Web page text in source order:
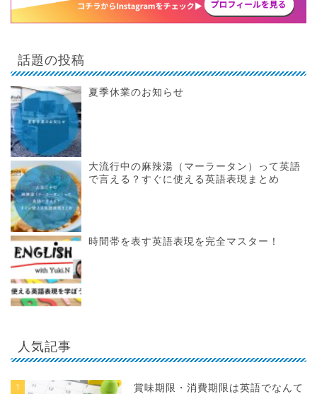
話題の投稿
夏季休業のお知らせ
大流行中の麻辣湯（マーラータン）って英語
で言える？すぐに使える英語表現まとめ
時間帯を表す英語表現を完全マスター！
人気記事
1
賞味期限・消費期限は英語でなんて